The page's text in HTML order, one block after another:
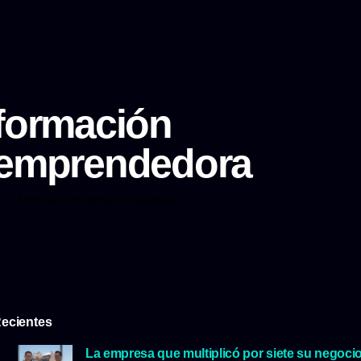
La empresa que multiplicó por siete su